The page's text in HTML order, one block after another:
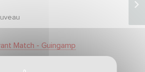
Match - Guingamp